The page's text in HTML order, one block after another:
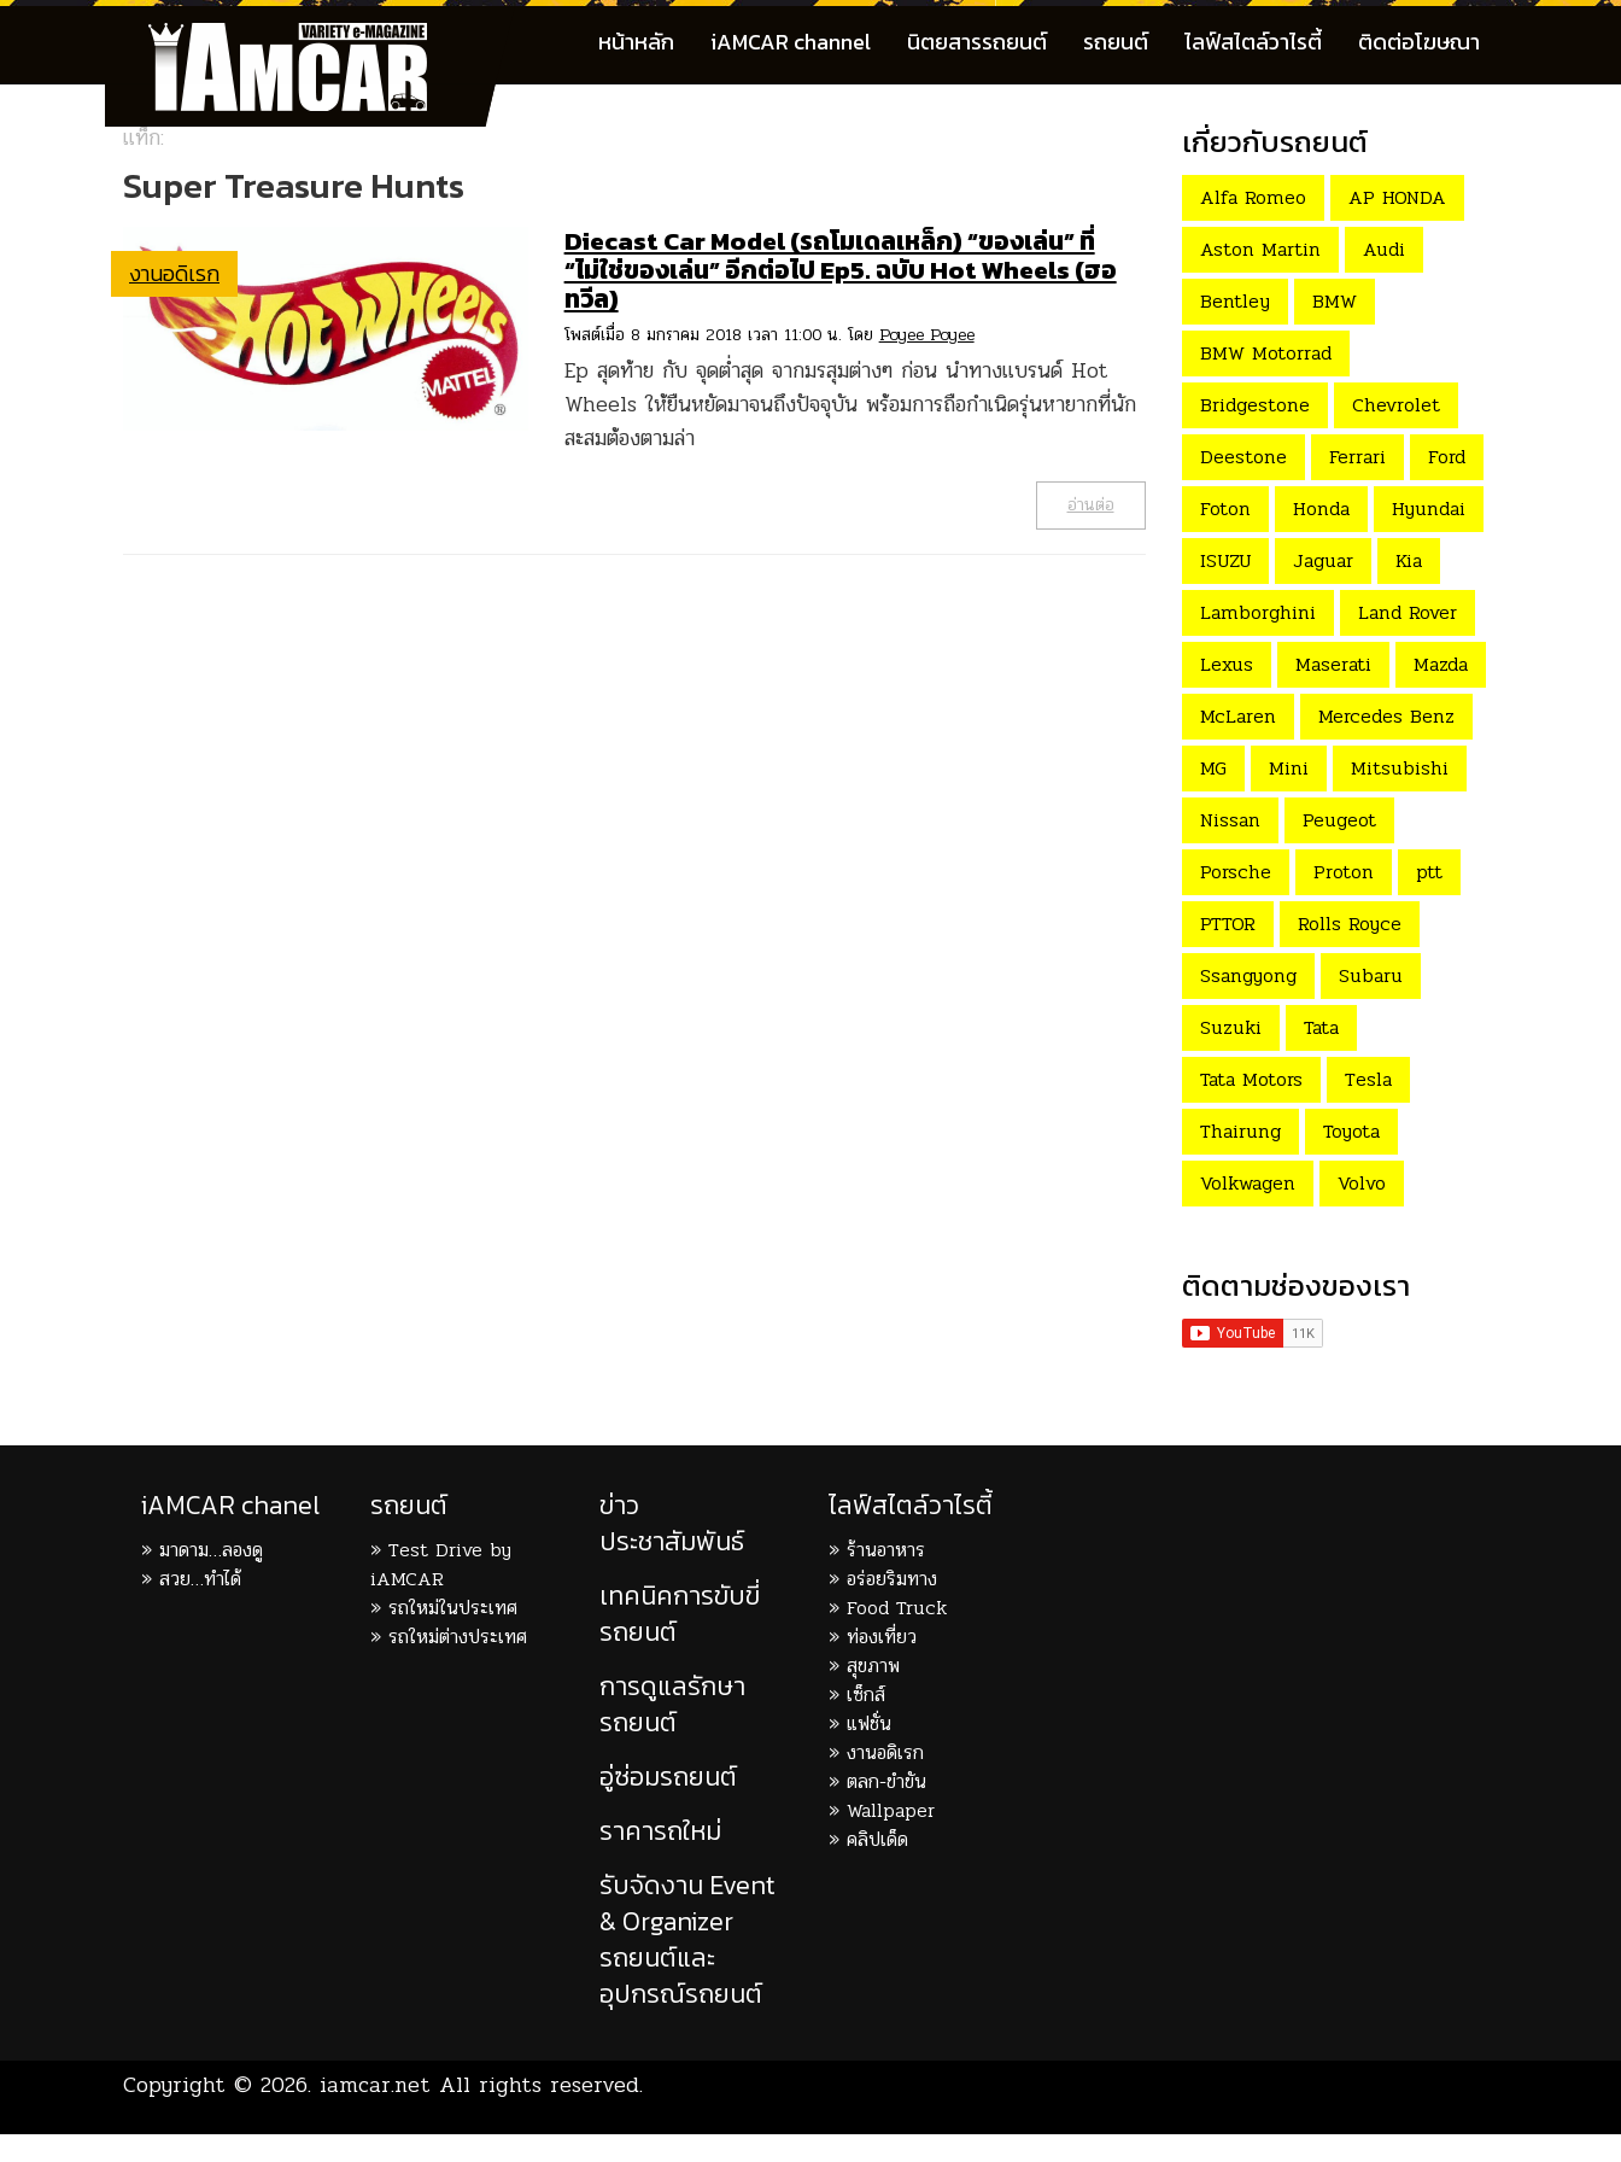
หน้าหลัก iAMCAR channel นิตยสารรถยนต์ รถยนต์ ไลฟ์สไตล์วาไรตี้ ติดต่อโฆษณา
แท็ก:
Super Treasure Hunts
งานอดิเรก
Diecast Car Model (รถโมเดลเหล็ก) “ของเล่น” ที่
“ไม่ใช่ของเล่น” อีกต่อไป Ep5. ฉบับ Hot Wheels (ฮอ
ทวีล)
โพสต์เมื่อ 8 มกราคม 2018 เวลา 11:00 น. โดย Poyee Poyee
Ep สุดท้าย กับ จุดต่ำสุด จากมรสุมต่างๆ ก่อน นำทางแบรนด์ Hot
Wheels ให้ยืนหยัดมาจนถึงปัจจุบัน พร้อมการถือกำเนิดรุ่นหายากที่นัก
สะสมต้องตามล่า
อ่านต่อ
เกี่ยวกับรถยนต์
Alfa Romeo
AP HONDA
Aston Martin
Audi
Bentley
BMW
BMW Motorrad
Bridgestone
Chevrolet
Deestone
Ferrari
Ford
Foton
Honda
Hyundai
ISUZU
Jaguar
Kia
Lamborghini
Land Rover
Lexus
Maserati
Mazda
McLaren
Mercedes Benz
MG
Mini
Mitsubishi
Nissan
Peugeot
Porsche
Proton
ptt
PTTOR
Rolls Royce
Ssangyong
Subaru
Suzuki
Tata
Tata Motors
Tesla
Thairung
Toyota
Volkwagen
Volvo
ติดตามช่องของเรา
iAMCAR chanel
มาดาม…ลองดู
สวย…ทำได้
รถยนต์
Test Drive by
iAMCAR
รถใหม่ในประเทศ
รถใหม่ต่างประเทศ
ข่าว
ประชาสัมพันธ์
เทคนิคการขับขี่
รถยนต์
การดูแลรักษา
รถยนต์
อู่ซ่อมรถยนต์
ราคารถใหม่
รับจัดงาน Event
& Organizer
รถยนต์และ
อุปกรณ์รถยนต์
ไลฟ์สไตล์วาไรตี้
ร้านอาหาร
อร่อยริมทาง
Food Truck
ท่องเที่ยว
สุขภาพ
เซ็กส์
แฟชั่น
งานอดิเรก
ตลก-ขำขัน
Wallpaper
คลิปเด็ด
Copyright © 2026. iamcar.net All rights reserved.